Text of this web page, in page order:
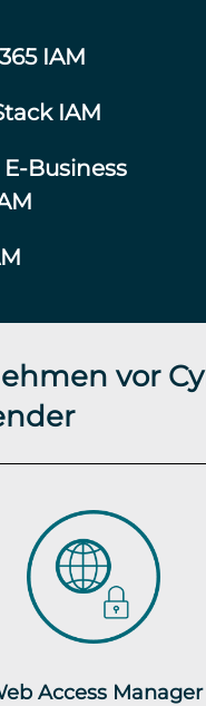
IAM
IAM
Business
vor
Access Manager